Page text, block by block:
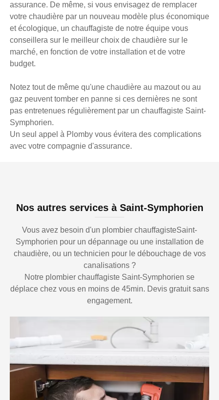
assurance. De même, si vous envisagez de remplacer
votre chaudière par un nouveau modèle plus économique
et écologique, un chauffagiste de notre équipe vous
conseillera sur le meilleur choix de chaudière sur le
marché, en fonction de votre installation et de votre
budget.
Notez tout de même qu'une chaudière au mazout ou au
gaz peuvent tomber en panne si ces dernières ne sont
pas entretenues régulièrement par un chauffagiste Saint-
Symphorien.
Un seul appel à Plomby vous évitera des complications
avec votre compagnie d'assurance.
Nos autres services à Saint-Symphorien
Vous avez besoin d'un plombier chauffagisteSaint-
Symphorien pour un dépannage ou une installation de
chaudière, ou un technicien pour le débouchage de vos
canalisations ?
Notre plombier chauffagiste Saint-Symphorien se
déplace chez vous en moins de 45min. Devis gratuit sans
engagement.